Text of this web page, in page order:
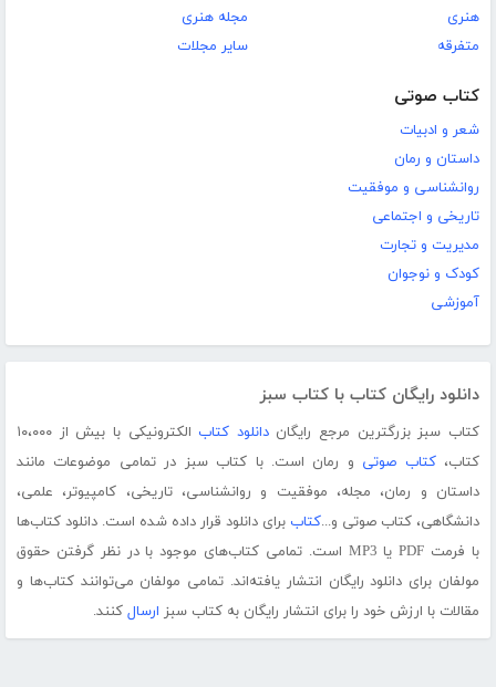
هنری
متفرقه
مجله هنری
سایر مجلات
کتاب صوتی
شعر و ادبیات
داستان و رمان
روانشناسی و موفقیت
تاریخی و اجتماعی
مدیریت و تجارت
کودک و نوجوان
آموزشی
دانلود رایگان کتاب با کتاب سبز
کتاب سبز بزرگترین مرجع رایگاندانلود کتاب
الکترونیکی با بیش از ۱۰،۰۰۰
کتاب،کتاب صوتی و رمان است. با کتاب سبز در تمامی موضوعات مانند
داستان و رمان، مجله، موفقیت و روانشناسی، تاریخی، کامپیوتر، علمی،
دانشگاهی، کتاب صوتی و...کتاب برای دانلود قرار داده شده است. دانلود کتاب‌ها
با فرمت PDF یا MP3 است. تمامی کتاب‌های موجود با در نظر گرفتن حقوق
مولفان برای دانلود رایگان انتشار یافته‌اند. تمامی مولفان می‌توانند کتاب‌ها و
مقالات با ارزش خود را برای انتشار رایگان به کتاب سبز ارسال کنند.